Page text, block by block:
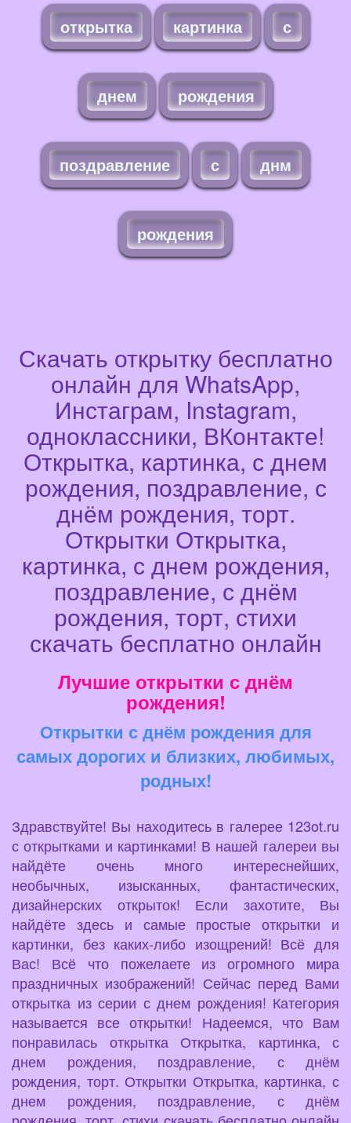
открытка картинка с
днем рождения
поздравление с днм
рождения
Скачать открытку бесплатно
онлайн для WhatsApp,
Инстаграм, Instagram,
одноклассники, ВКонтакте!
Открытка, картинка, с днем
рождения, поздравление, с
днём рождения, торт.
Открытки Открытка,
картинка, с днем рождения,
поздравление, с днём
рождения, торт, стихи
скачать бесплатно онлайн
Лучшие открытки с днём
рождения!
Открытки с днём рождения для
самых дорогих и близких, любимых,
родных!
Здравствуйте! Вы находитесь в галерее 123ot.ru
с открытками и картинками! В нашей галереи вы
найдёте очень много интереснейших,
необычных, изысканных, фантастических,
дизайнерских открыток! Если захотите, Вы
найдёте здесь и самые простые открытки и
картинки, без каких-либо изощрений! Всё для
Вас! Всё что пожелаете из огромного мира
праздничных изображений! Сейчас перед Вами
открытка из серии с днем рождения! Категория
называется все открытки! Надеемся, что Вам
понравилась открытка Открытка, картинка, с
днем рождения, поздравление, с днём
рождения, торт. Открытки Открытка, картинка, с
днем рождения, поздравление, с днём